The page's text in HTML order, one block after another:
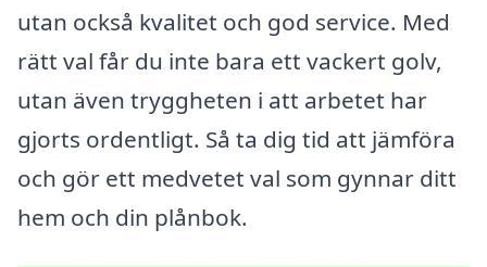
utan också kvalitet och god service. Med
rätt val får du inte bara ett vackert golv,
utan även tryggheten i att arbetet har
gjorts ordentligt. Så ta dig tid att jämföra
och gör ett medvetet val som gynnar ditt
hem och din plånbok.